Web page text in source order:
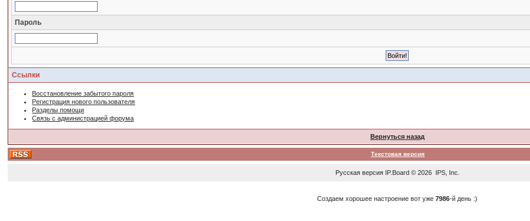
Пароль
Ссылки
Восстановление забытого пароля
Регистрация нового пользователя
Разделы помощи
Связь с администрацией форума
Вернуться назад
Текстовая версия
Русская версия IP.Board© 2026 IPS, Inc
Создаем хорошее настроение вот уже7986-й день :)